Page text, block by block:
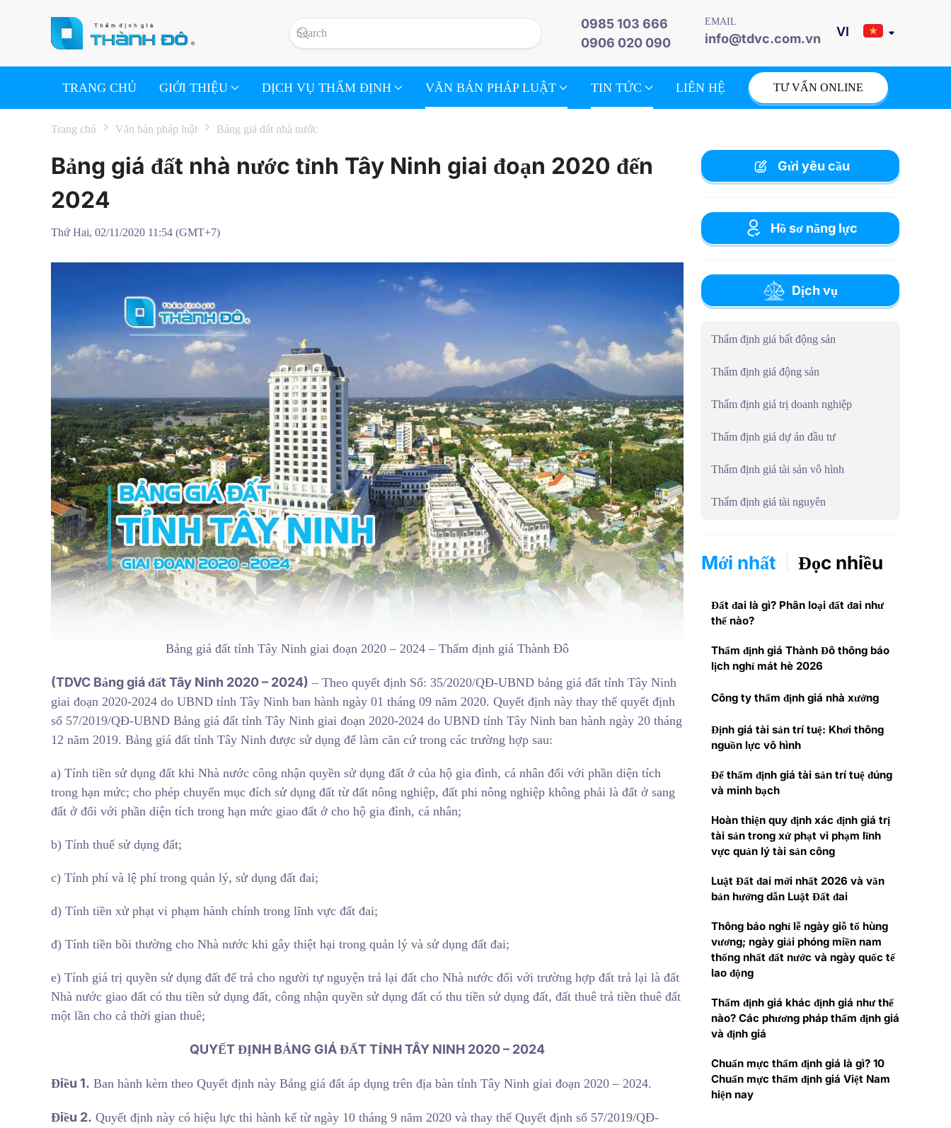
Skip to main content
0985 103 666
0906 020 090
EMAIL
info@tdvc.com.vn
TRANG CHỦ GIỚI THIỆU DỊCH VỤ THẨM ĐỊNH VĂN BẢN PHÁP LUẬT TIN TỨC LIÊN HỆ TƯ VẤN ONLINE
Trang chủ Văn bản pháp luật Bảng giá đất nhà nước
Bảng giá đất nhà nước tỉnh Tây Ninh giai đoạn 2020 đến
2024
Thứ Hai, 02/11/2020 11:54 (GMT+7)
Bảng giá đất tỉnh Tây Ninh giai đoạn 2020 – 2024 – Thẩm định giá Thành Đô
(TDVC Bảng giá đất Tây Ninh 2020 – 2024) – Theo quyết định Số: 35/2020/QĐ-UBND bảng giá đất tỉnh Tây Ninh
giai đoạn 2020-2024 do UBND tỉnh Tây Ninh ban hành ngày 01 tháng 09 năm 2020. Quyết định này thay thế quyết định
số 57/2019/QĐ-UBND Bảng giá đất tỉnh Tây Ninh giai đoạn 2020-2024 do UBND tỉnh Tây Ninh ban hành ngày 20 tháng
12 năm 2019. Bảng giá đất tỉnh Tây Ninh được sử dụng để làm căn cứ trong các trường hợp sau:
a) Tính tiền sử dụng đất khi Nhà nước công nhận quyền sử dụng đất ở của hộ gia đình, cá nhân đối với phần diện tích
trong hạn mức; cho phép chuyển mục đích sử dụng đất từ đất nông nghiệp, đất phi nông nghiệp không phải là đất ở sang
đất ở đối với phần diện tích trong hạn mức giao đất ở cho hộ gia đình, cá nhân;
b) Tính thuế sử dụng đất;
c) Tính phí và lệ phí trong quản lý, sử dụng đất đai;
d) Tính tiền xử phạt vi phạm hành chính trong lĩnh vực đất đai;
đ) Tính tiền bồi thường cho Nhà nước khi gây thiệt hại trong quản lý và sử dụng đất đai;
e) Tính giá trị quyền sử dụng đất để trả cho người tự nguyện trả lại đất cho Nhà nước đối với trường hợp đất trả lại là đất
Nhà nước giao đất có thu tiền sử dụng đất, công nhận quyền sử dụng đất có thu tiền sử dụng đất, đất thuê trả tiền thuê đất
một lần cho cả thời gian thuê;
QUYẾT ĐỊNH BẢNG GIÁ ĐẤT TỈNH TÂY NINH 2020 – 2024
Điều 1. Ban hành kèm theo Quyết định này Bảng giá đất áp dụng trên địa bàn tỉnh Tây Ninh giai đoạn 2020 – 2024.
Điều 2. Quyết định này có hiệu lực thi hành kể từ ngày 10 tháng 9 năm 2020 và thay thế Quyết định số 57/2019/QĐ-
Gửi yêu cầu
Hồ sơ năng lực
Dịch vụ
Thẩm định giá bất động sản
Thẩm định giá động sản
Thẩm định giá trị doanh nghiệp
Thẩm định giá dự án đầu tư
Thẩm định giá tài sản vô hình
Thẩm định giá tài nguyên
Mới nhất Đọc nhiều
Đất đai là gì? Phân loại đất đai như
thế nào?
Thẩm định giá Thành Đô thông báo
lịch nghỉ mát hè 2026
Công ty thẩm định giá nhà xưởng
Định giá tài sản trí tuệ: Khơi thông
nguồn lực vô hình
Để thẩm định giá tài sản trí tuệ đúng
và minh bạch
Hoàn thiện quy định xác định giá trị
tài sản trong xử phạt vi phạm lĩnh
vực quản lý tài sản công
Luật Đất đai mới nhất 2026 và văn
bản hướng dẫn Luật Đất đai
Thông báo nghỉ lễ ngày giỗ tổ hùng
vương; ngày giải phóng miền nam
thống nhất đất nước và ngày quốc tế
lao động
Thẩm định giá khác định giá như thế
nào? Các phương pháp thẩm định giá
và định giá
Chuẩn mực thẩm định giá là gì? 10
Chuẩn mực thẩm định giá Việt Nam
hiện nay